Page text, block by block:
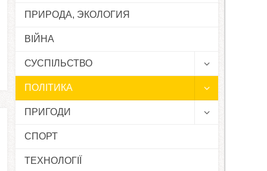
ПРИРОДА, ЭКОЛОГИЯ
ВІЙНА
СУСПІЛЬСТВО
ПОЛІТИКА
ПРИГОДИ
СПОРТ
ТЕХНОЛОГІЇ